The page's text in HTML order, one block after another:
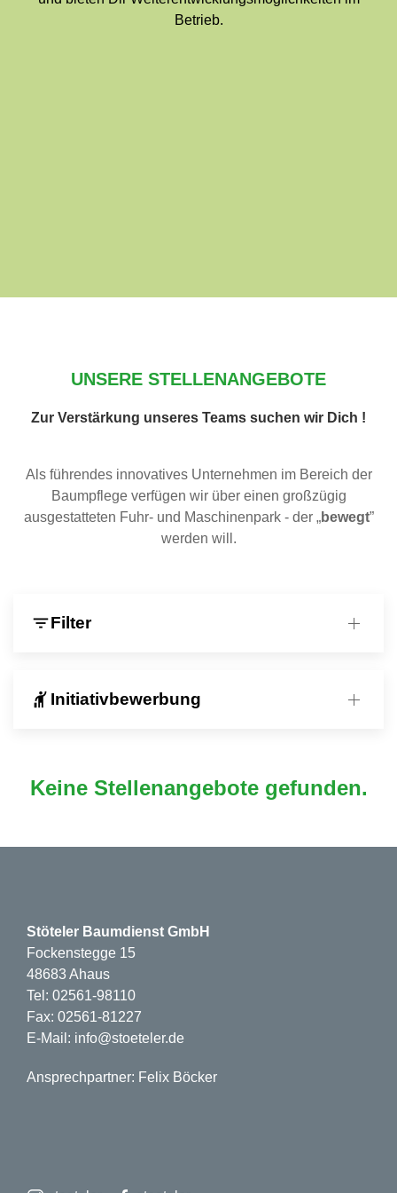
Betrieb.
UNSERE STELLENANGEBOTE
Zur Verstärkung unseres Teams suchen wir Dich !
Als führendes innovatives Unternehmen im Bereich der
Baumpflege verfügen wir über einen großzügig
ausgestatteten Fuhr- und Maschinenpark - der „bewegt”
werden will.
filter_listFilter
hail Initiativbewerbung
Keine Stellenangebote gefunden.
Stöteler Baumdienst GmbH
Fockenstegge 15
48683 Ahaus
Tel: 02561-98110
Fax: 02561-81227
E-Mail: info@stoeteler.de
Ansprechpartner: Felix Böcker